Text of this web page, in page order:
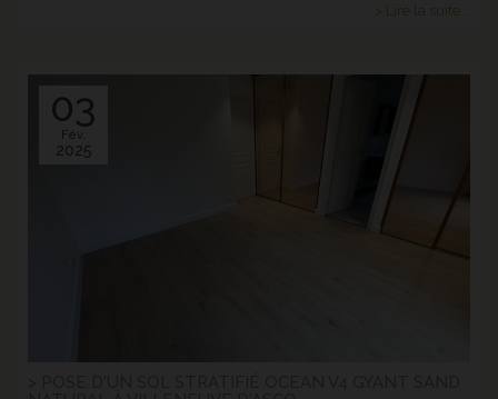
> Lire la suite...
03
Fév.
2025